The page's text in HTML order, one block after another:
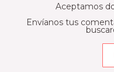
Aceptamos
Envíanos tus